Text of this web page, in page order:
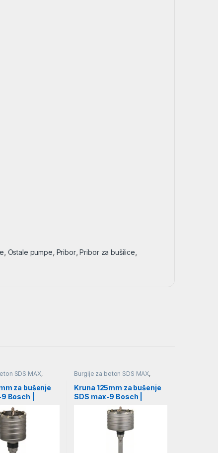
Ostale pumpe Pribor,Pribor za bušilice
SDS MAX,
i beton
za bušenje
Bosch |
Burgije za beton SDS MAX,
Burgije za zidove i beton
Burgije
Kruna 125mm za bušenje
SDS max-9 Bosch |